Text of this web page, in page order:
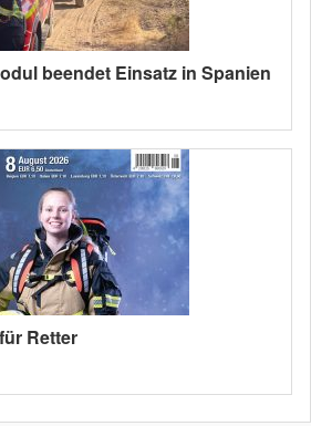
beendet Einsatz in Spanien
Retter